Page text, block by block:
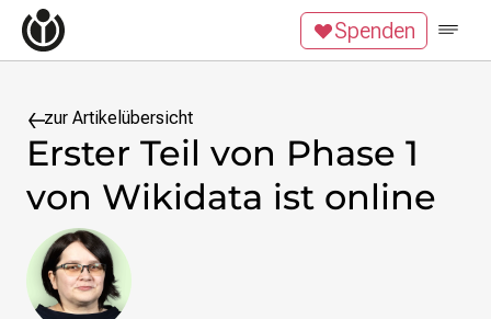
Zum Inhalt überspringen
Wikipedia unterstützen
Spenden
Mitmachen
News
Blog
Publikationen
Tech News
Podcast
Spenden
zur Artikelübersicht
Erster Teil von Phase 1
von Wikidata ist online